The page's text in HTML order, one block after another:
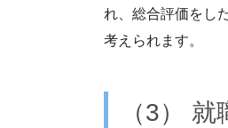
れ、総合評価をし
考えられます。
（3）